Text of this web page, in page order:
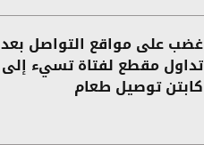
غضب على مواقع التواصل بعد
تداول مقطع لفتاة تسيء إلى
كابتن توصيل طعام